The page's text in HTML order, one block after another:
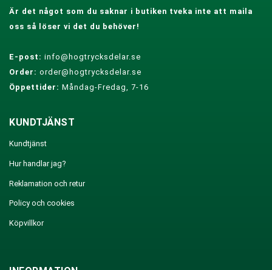
Är det något som du saknar i butiken tveka inte att maila
oss så löser vi det du behöver!
E-post: info@hogtrycksdelar.se
Order: order@hogtrycksdelar.se
Öppettider: Måndag-Fredag, 7-16
KUNDTJÄNST
Kundtjänst
Hur handlar jag?
Reklamation och retur
Policy och cookies
Köpvillkor